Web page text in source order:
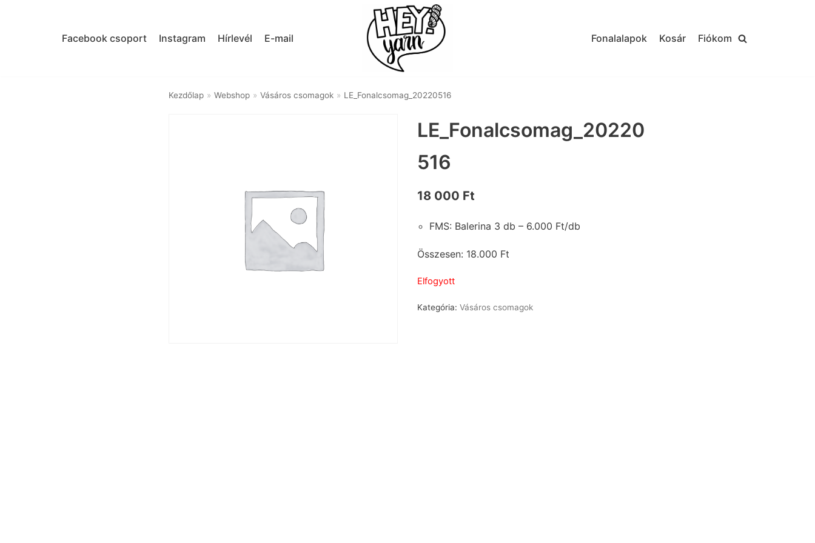
Facebook csoport Instagram Hírlevél E-mail Fonalalapok Kosár Fiókom
Kezdőlap » Webshop » Vásáros csomagok » LE_Fonalcsomag_20220516
LE_Fonalcsomag_20220
516
18 000 Ft
FMS: Balerina 3 db – 6.000 Ft/db
Összesen: 18.000 Ft
Elfogyott
Kategória: Vásáros csomagok